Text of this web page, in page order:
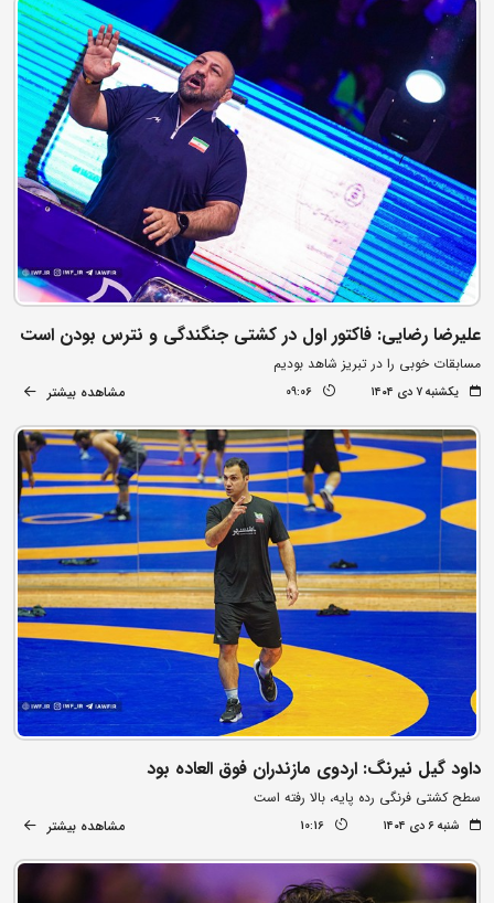
علیرضا رضایی: فاکتور اول در کشتی جنگندگی و نترس بودن است
مسابقات خوبی را در تبریز شاهد بودیم
یکشنبه ۷ دی ۱۴۰۴ 09:06 مشاهده بیشتر
داود گیل نیرنگ: اردوی مازندران فوق العاده بود
سطح کشتی فرنگی رده پایه، بالا رفته است
شنبه ۶ دی ۱۴۰۴ 10:16 مشاهده بیشتر